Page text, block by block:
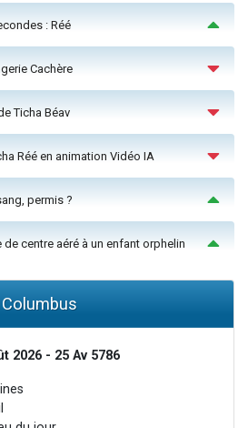
: Réé
Cachère
Ticha Béav
Réé en animation Vidéo IA
permis ?
centre aéré à un enfant orphelin
2026 - 25 Av 5786